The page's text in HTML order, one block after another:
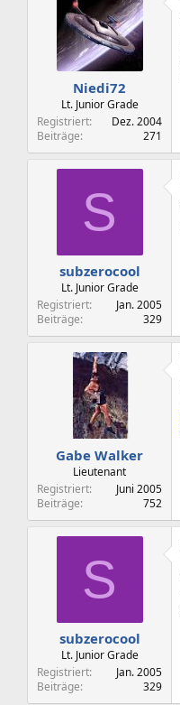
Niedi72
Lt. Junior Grade
Registriert
Dez. 2004
Beiträge
271
S
subzerocool
Lt. Junior Grade
Registriert
Jan. 2005
Beiträge
329
Gabe Walker
Lieutenant
Registriert
Juni 2005
Beiträge
752
S
subzerocool
Lt. Junior Grade
Registriert
Jan. 2005
Beiträge
329